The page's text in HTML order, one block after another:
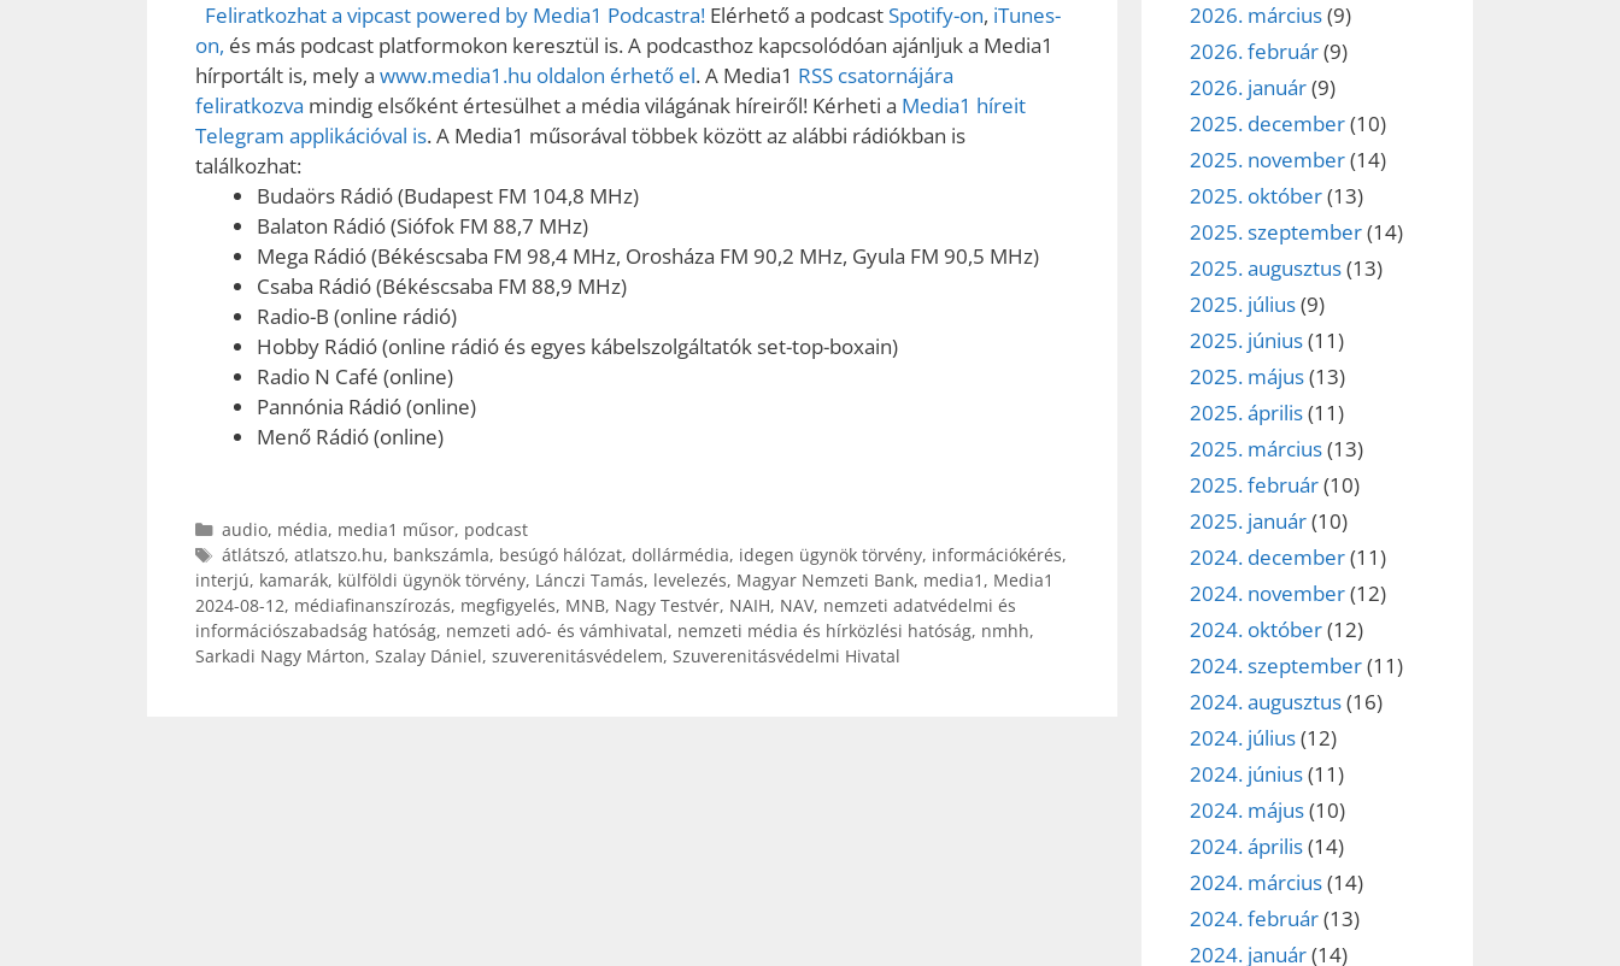
Feliratkozhat a vipcast powered by Media1 Podcastra! Elérhető a podcastSpotify-on, iTunes-
on, és más podcast platformokon keresztül is. A podcasthoz kapcsolódóan ajánljuk a Media1
hírportált is, mely a www.media1.hu oldalon érhető el. A Media1 RSS csatornájára
feliratkozva mindig elsőként értesülhet a média világának híreiről! Kérheti a Media1 híreit
Telegram applikációval is. A Media1 műsorával többek között az alábbi rádiókban is
találkozhat:
Budaörs Rádió (Budapest FM 104,8 MHz)
Balaton Rádió (Siófok FM 88,7 MHz)
Mega Rádió (Békéscsaba FM 98,4 MHz, Orosháza FM 90,2 MHz, Gyula FM 90,5 MHz)
Csaba Rádió (Békéscsaba FM 88,9 MHz)
Radio-B (online rádió)
Hobby Rádió (online rádió és egyes kábelszolgáltatók set-top-boxain)
Radio N Café (online)
Pannónia Rádió (online)
Menő Rádió (online)
Kategória
audio, média, media1 műsor, podcast
Címkék
átlátszó, atlatszo.hu, bankszámla, besúgó hálózat, dollármédia, idegen ügynök törvény, információkérés,
interjú, kamarák, külföldi ügynök törvény, Lánczi Tamás, levelezés, Magyar Nemzeti Bank, media1 , Media1
2024-08-12, médiafinanszírozás, megfigyelés, MNB, Nagy Testvér, NAIH, NAV, nemzeti adatvédelmi és
információszabadság hatóság, nemzeti adó- és vámhivatal, nemzeti média és hírközlési hatóság, nmhh,
Sarkadi Nagy Márton, Szalay Dániel, szuverenitásvédelem, Szuverenitásvédelmi Hivatal
2026. március(9)
2026. február(9)
2026. január(9)
2025. december(10)
2025. november(14)
2025. október(13)
2025. szeptember(14)
2025. augusztus(13)
2025. július(9)
2025. június(11)
2025. május(13)
2025. április(11)
2025. március(13)
2025. február(10)
2025. január(10)
2024. december(11)
2024. november(12)
2024. október(12)
2024. szeptember(11)
2024. augusztus(16)
2024. július(12)
2024. június(11)
2024. május(10)
2024. április(14)
2024. március(14)
2024. február(13)
2024. január(14)